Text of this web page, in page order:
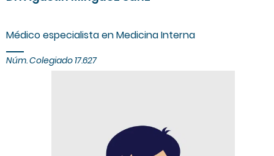
Médico especialista en Medicina Interna
Núm. Colegiado 17.627